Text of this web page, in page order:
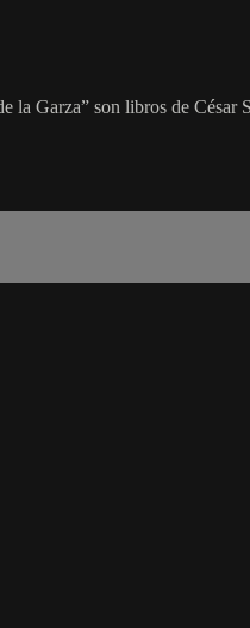
la Garza” son libros de César